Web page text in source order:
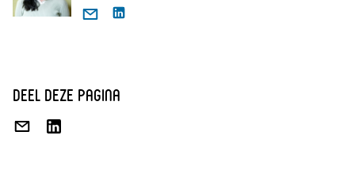
deel deze pagina
DEEL
DEEL